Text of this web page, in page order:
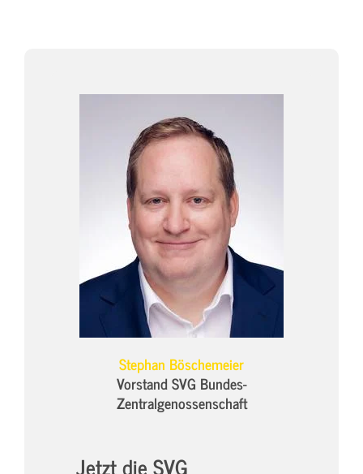
Stephan Böschemeier
Vorstand SVG Bundes-
Zentralgenossenschaft
Jetzt die SVG